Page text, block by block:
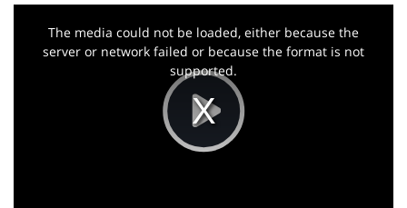
Play
This
The media could not be loaded, either because the
server or network failed or because the format is not
supported.